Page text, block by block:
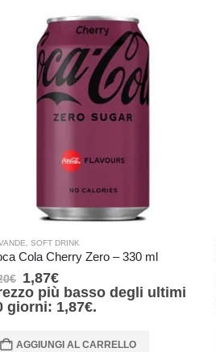
, SOFT DRINK
Cola Cherry Zero – 330 ml
€ 1,87€
più basso degli ultimi
giorni: 1,87€.
AGGIUNGI AL CARRELLO